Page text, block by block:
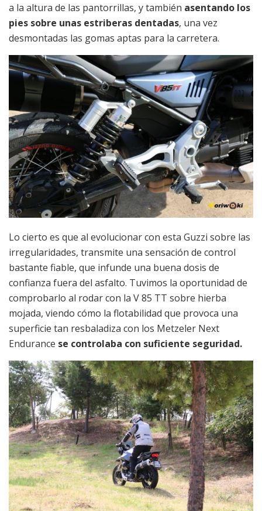
a la altura de las pantorrillas, y también asentando los
pies sobre unas estriberas dentadas, una vez
desmontadas las gomas aptas para la carretera.
Lo cierto es que al evolucionar con esta Guzzi sobre las
irregularidades, transmite una sensación de control
bastante fiable, que infunde una buena dosis de
confianza fuera del asfalto. Tuvimos la oportunidad de
comprobarlo al rodar con la V 85 TT sobre hierba
mojada, viendo cómo la flotabilidad que provoca una
superficie tan resbaladiza con los Metzeler Next
Endurance se controlaba con suficiente seguridad.